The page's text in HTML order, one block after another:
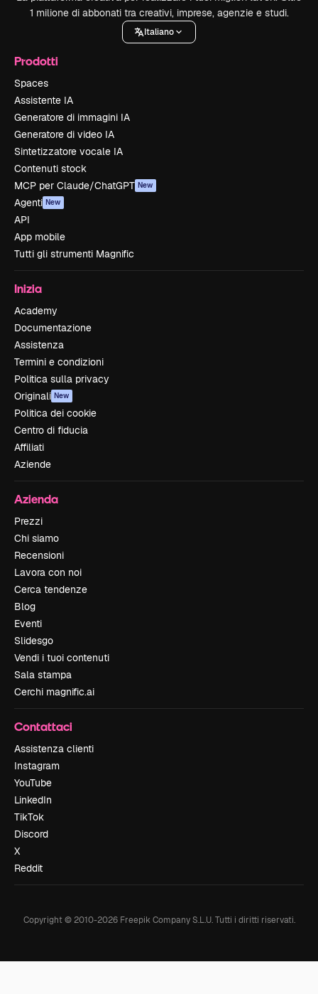
1 milione di abbonati tra creativi, imprese, agenzie e studi.
Italiano
Prodotti
Spaces
Assistente IA
Generatore di immagini IA
Generatore di video IA
Sintetizzatore vocale IA
Contenuti stock
MCP per Claude/ChatGPT New
Agenti New
API
App mobile
Tutti gli strumenti Magnific
Inizia
Academy
Documentazione
Assistenza
Termini e condizioni
Politica sulla privacy
Originali New
Politica dei cookie
Centro di fiducia
Affiliati
Aziende
Azienda
Prezzi
Chi siamo
Recensioni
Lavora con noi
Cerca tendenze
Blog
Eventi
Slidesgo
Vendi i tuoi contenuti
Sala stampa
Cerchi magnific.ai
Contattaci
Assistenza clienti
Instagram
YouTube
LinkedIn
TikTok
Discord
X
Reddit
Copyright © 2010-2026Freepik Company S.L.U. Tutti i diritti riservati.